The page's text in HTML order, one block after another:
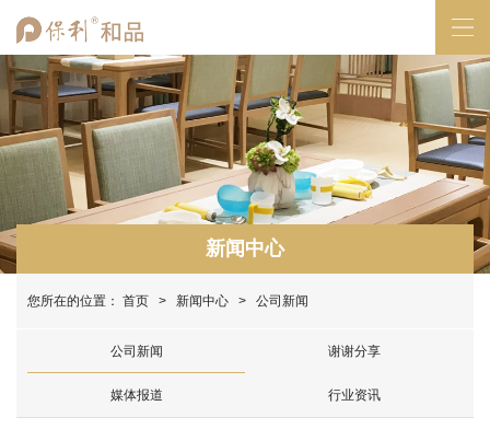
新闻中心
您所在的位置： 首页 > 新闻中心 > 公司新闻
公司新闻 谢谢分享
媒体报道 行业资讯